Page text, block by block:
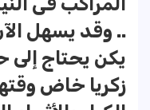
.. وقد يسهل
يكن يحتاج إلى
زكريا خاض